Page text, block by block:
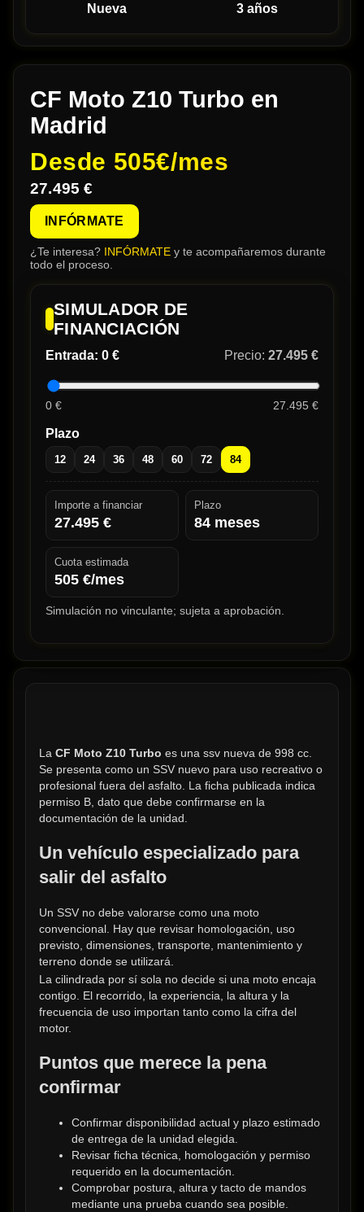
Nueva 3 años
CF Moto Z10 Turbo en
Madrid
Desde 505€/mes
27.495 €
INFÓRMATE
¿Te interesa? INFÓRMATE y te acompañaremos durante
todo el proceso.
SIMULADOR DE
FINANCIACIÓN
Entrada: 0 € Precio: 27.495 €
0 € 27.495 €
Plazo
12 24 36 48 60 72 84
Importe a financiar
27.495 €
Plazo
84 meses
Cuota estimada
505 €/mes
Simulación no vinculante; sujeta a aprobación.
La CF Moto Z10 Turbo es una ssv nueva de 998 cc.
Se presenta como un SSV nuevo para uso recreativo o
profesional fuera del asfalto. La ficha publicada indica
permiso B, dato que debe confirmarse en la
documentación de la unidad.
Un vehículo especializado para
salir del asfalto
Un SSV no debe valorarse como una moto
convencional. Hay que revisar homologación, uso
previsto, dimensiones, transporte, mantenimiento y
terreno donde se utilizará.
La cilindrada por sí sola no decide si una moto encaja
contigo. El recorrido, la experiencia, la altura y la
frecuencia de uso importan tanto como la cifra del
motor.
Puntos que merece la pena
confirmar
Confirmar disponibilidad actual y plazo estimado
de entrega de la unidad elegida.
Revisar ficha técnica, homologación y permiso
requerido en la documentación.
Comprobar postura, altura y tacto de mandos
mediante una prueba cuando sea posible.